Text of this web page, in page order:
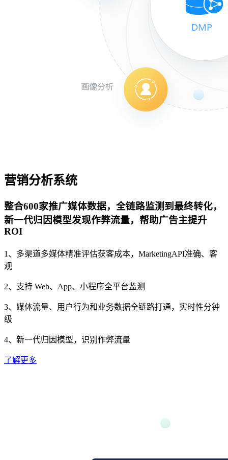
营销分析系统
整合600家推广媒体数据，全链路监测到最终转化，
新一代归因模型发现作弊流量，帮助广告主提升
ROI
1、多渠道多媒体精准评估获客成本，MarketingAPI准确、客
观
2、支持 Web、App、小程序全平台监测
3、媒体流量、用户行为和业务数据全链路打通，实时性分钟
级
4、新一代归因模型，识别作弊流量
了解更多